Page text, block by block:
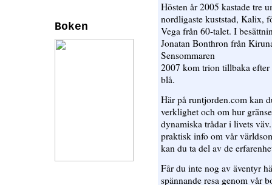
Boken
Hösten år 2005 kastade tre
nordligaste kuststad, Kalix,
Vega från 60-talet. I
Jonatan Bonthron från
Sensommaren
2007 kom trion tillbaka efter
blå.
Här på runtjorden.com kan
verklighet och om hur
dynamiska trådar i livets
praktisk info om vår
kan du ta del av de
Får du inte nog av äventyr
spännande resa genom vår